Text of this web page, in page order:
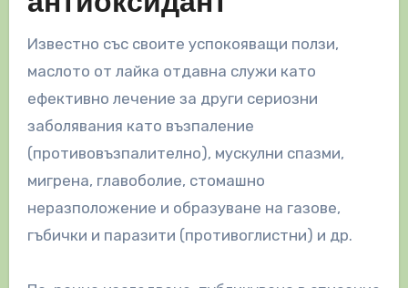
Известно със своите успокояващи ползи,
маслото от лайка отдавна служи като
ефективно лечение за други сериозни
заболявания като възпаление
(противовъзпалително), мускулни спазми,
мигрена, главоболие, стомашно
неразположение и образуване на газове,
гъбички и паразити (противоглистни) и др.